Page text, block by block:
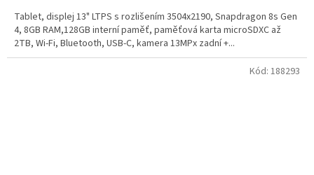
Tablet, displej 13" LTPS s rozlišením 3504x2190, Snapdragon 8s Gen
4, 8GB RAM,128GB interní paměť, paměťová karta microSDXC až
2TB, Wi-Fi, Bluetooth, USB-C, kamera 13MPx zadní +...
Kód: 188293